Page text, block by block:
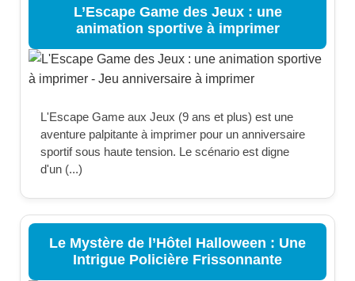
L’Escape Game des Jeux : une
animation sportive à imprimer
L'Escape Game aux Jeux (9 ans et plus) est une
aventure palpitante à imprimer pour un anniversaire
sportif sous haute tension. Le scénario est digne
d'un (...)
Le Mystère de l’Hôtel Halloween : Une
Intrigue Policière Frissonnante